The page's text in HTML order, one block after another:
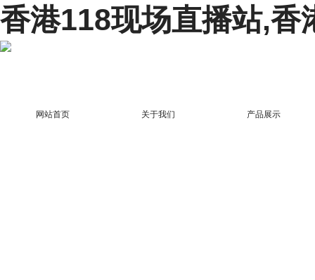
香港118现场直播站,香
网站首页 关于我们 产品展示